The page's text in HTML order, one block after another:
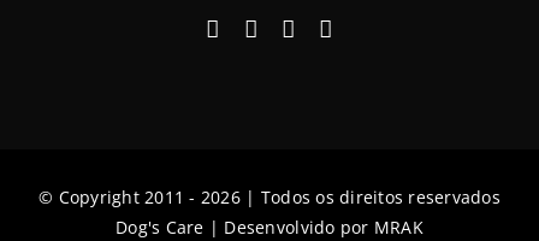
© Copyright 2011 - 2026 | Todos os direitos reservados
Dog's Care | Desenvolvido por MRAK